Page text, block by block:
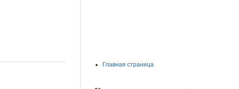
Главная страница